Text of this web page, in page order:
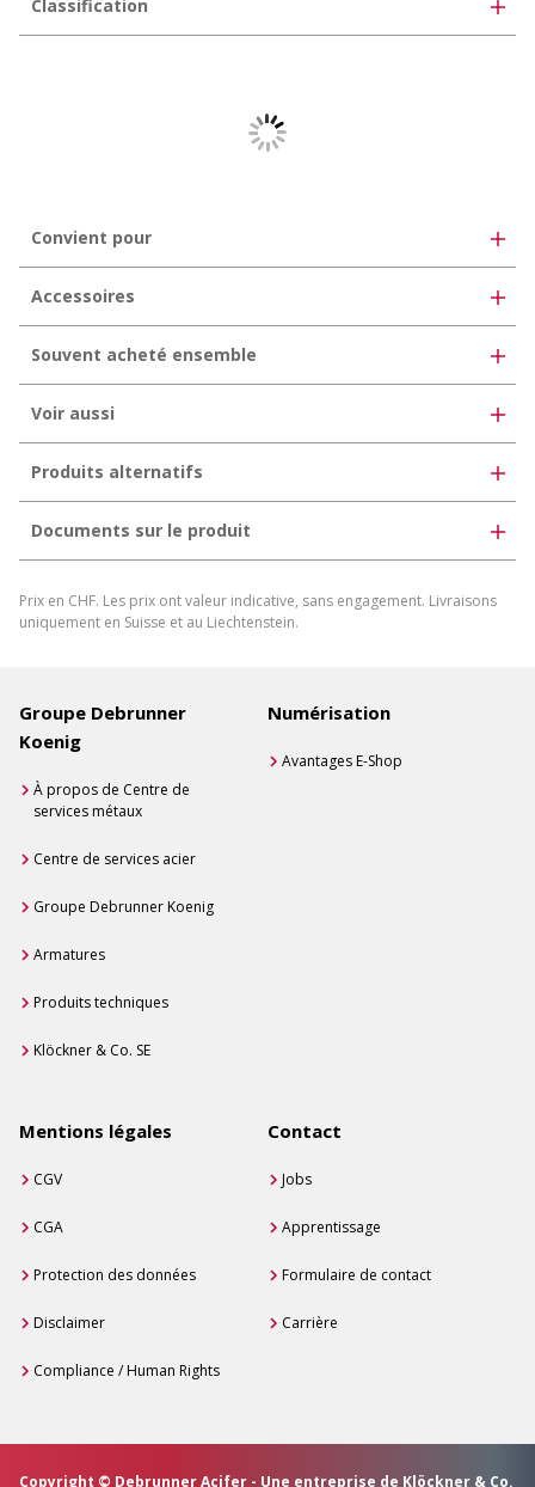
Classification
35-07-02-90
Convient pour
Accessoires
Souvent acheté ensemble
Voir aussi
Produits alternatifs
Documents sur le produit
Générer une fiche produit individuelle
Prix en CHF. Les prix ont valeur indicative, sans engagement. Livraisons
uniquement en Suisse et au Liechtenstein.
Groupe Debrunner
Koenig
À propos de Centre de
services métaux
Centre de services acier
Groupe Debrunner Koenig
Armatures
Produits techniques
Klöckner & Co. SE
Numérisation
Avantages E-Shop
Mentions légales
CGV
CGA
Protection des données
Disclaimer
Compliance / Human Rights
Contact
Jobs
Apprentissage
Formulaire de contact
Carrière
Copyright © Debrunner Acifer - Une entreprise de Klöckner & Co.